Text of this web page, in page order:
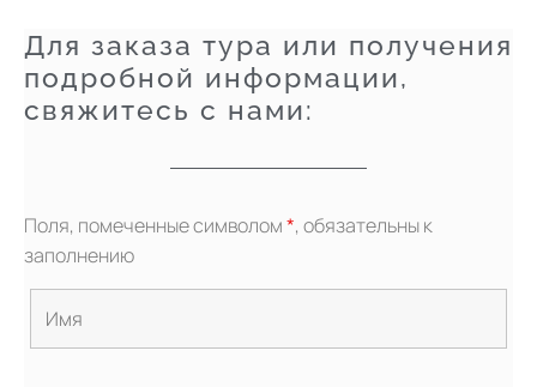
а
3
.
5
Для заказа тура или получения
подробной информации,
свяжитесь с нами:
Поля, помеченные символом*, обязательны к
заполнению